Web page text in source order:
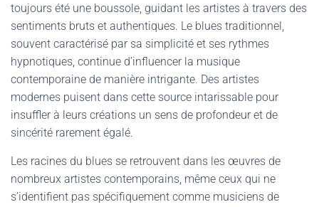
toujours été une boussole, guidant les artistes à travers des
sentiments bruts et authentiques. Le blues traditionnel,
souvent caractérisé par sa simplicité et ses rythmes
hypnotiques, continue d’influencer la musique
contemporaine de manière intrigante. Des artistes
modernes puisent dans cette source intarissable pour
insuffler à leurs créations un sens de profondeur et de
sincérité rarement égalé.
Les racines du blues se retrouvent dans les œuvres de
nombreux artistes contemporains, même ceux qui ne
s’identifient pas spécifiquement comme musiciens de